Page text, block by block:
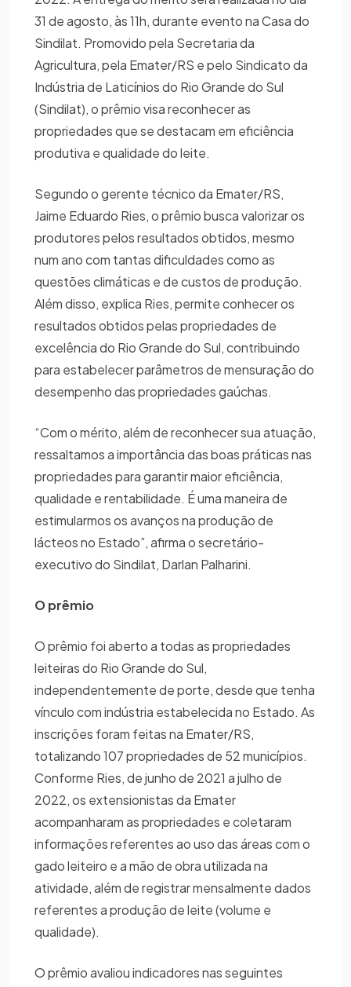
31 de agosto, às 11h, durante evento na Casa do
Sindilat. Promovido pela Secretaria da
Agricultura, pela Emater/RS e pelo Sindicato da
Indústria de Laticínios do Rio Grande do Sul
(Sindilat), o prêmio visa reconhecer as
propriedades que se destacam em eficiência
produtiva e qualidade do leite.
Segundo o gerente técnico da Emater/RS,
Jaime Eduardo Ries, o prêmio busca valorizar os
produtores pelos resultados obtidos, mesmo
num ano com tantas dificuldades como as
questões climáticas e de custos de produção.
Além disso, explica Ries, permite conhecer os
resultados obtidos pelas propriedades de
excelência do Rio Grande do Sul, contribuindo
para estabelecer parâmetros de mensuração do
desempenho das propriedades gaúchas.
“Com o mérito, além de reconhecer sua atuação,
ressaltamos a importância das boas práticas nas
propriedades para garantir maior eficiência,
qualidade e rentabilidade. É uma maneira de
estimularmos os avanços na produção de
lácteos no Estado”, afirma o secretário-
executivo do Sindilat, Darlan Palharini.
O prêmio
O prêmio foi aberto a todas as propriedades
leiteiras do Rio Grande do Sul,
independentemente de porte, desde que tenha
vínculo com indústria estabelecida no Estado. As
inscrições foram feitas na Emater/RS,
totalizando 107 propriedades de 52 municípios.
Conforme Ries, de junho de 2021 a julho de
2022, os extensionistas da Emater
acompanharam as propriedades e coletaram
informações referentes ao uso das áreas com o
gado leiteiro e a mão de obra utilizada na
atividade, além de registrar mensalmente dados
referentes a produção de leite (volume e
qualidade).
O prêmio avaliou indicadores nas seguintes